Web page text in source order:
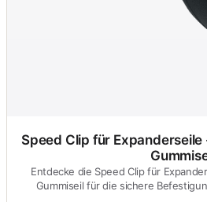
Speed Clip für
Entdecke die Speed Clip für
Gummiseil für die sichere